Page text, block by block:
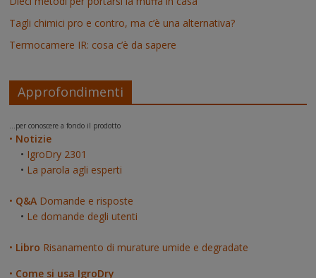
Tagli chimici pro e contro, ma c’è una alternativa?
Termocamere IR: cosa c’è da sapere
Approfondimenti
...per conoscere a fondo il prodotto
• Notizie
• IgroDry 2301
• La parola agli esperti
• Q&A Domande e risposte
• Le domande degli utenti
• Libro Risanamento di murature umide e degradate
• Come si usa IgroDry